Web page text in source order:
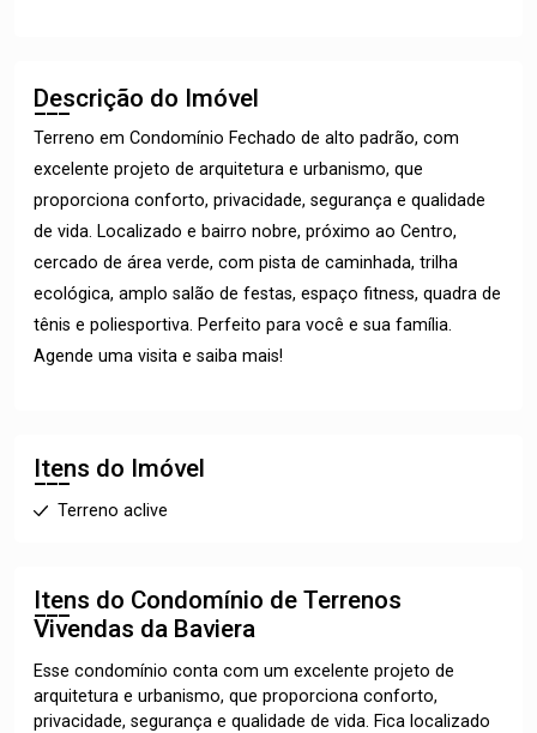
Descrição do Imóvel
Terreno em Condomínio Fechado de alto padrão, com
excelente projeto de arquitetura e urbanismo, que
proporciona conforto, privacidade, segurança e qualidade
de vida. Localizado e bairro nobre, próximo ao Centro,
cercado de área verde, com pista de caminhada, trilha
ecológica, amplo salão de festas, espaço fitness, quadra de
tênis e poliesportiva. Perfeito para você e sua família.
Agende uma visita e saiba mais!
Itens do Imóvel
Terreno aclive
Itens do Condomínio de Terrenos
Vivendas da Baviera
Esse condomínio conta com um excelente projeto de
arquitetura e urbanismo, que proporciona conforto,
privacidade, segurança e qualidade de vida. Fica localizado